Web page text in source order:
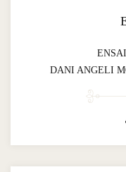
DANI ANGELI